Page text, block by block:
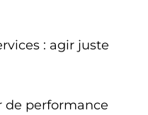
: agir juste
de performance